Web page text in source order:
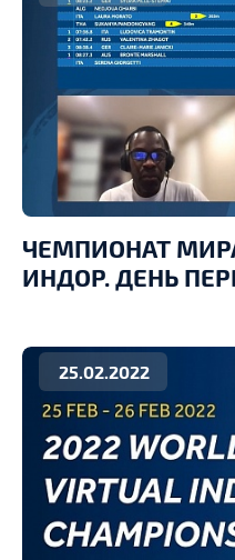
ЧЕМПИОНАТ
ИНДОР. ДЕНЬ
25.02.2022